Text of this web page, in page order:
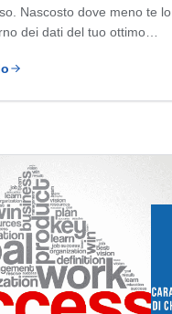
Nascosto dove meno te lo
dei dati del tuo ottimo…